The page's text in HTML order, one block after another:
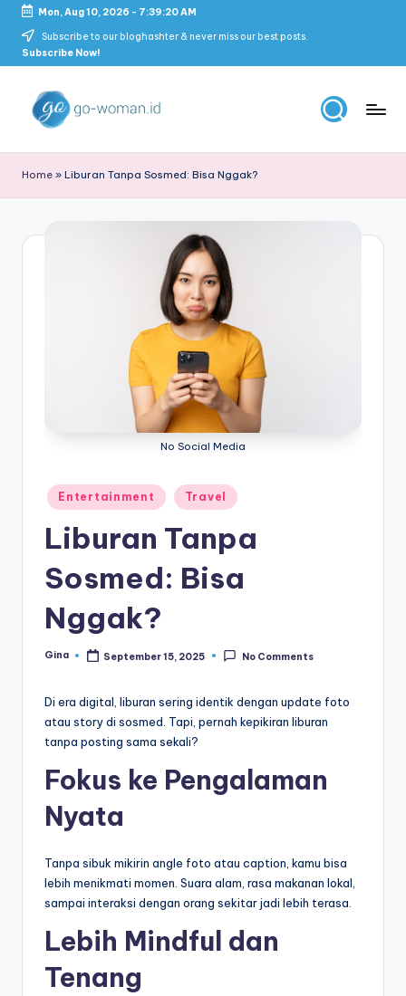
Skip
Mon, Aug 10, 2026 - 7:39:20 AM
Subscribe to our bloghashter & never miss our best posts.
Subscribe Now!
o
-
W
Home » Liburan Tanpa Sosmed: Bisa Nggak?
No Social Media
Posted
in
Entertainment Travel
Liburan Tanpa
Sosmed: Bisa
Nggak?
Posted
Gina September 15, 2025 No Comments
Di era digital, liburan sering identik dengan update foto
atau story di sosmed. Tapi, pernah kepikiran liburan
tanpa posting sama sekali?
Fokus ke Pengalaman
Nyata
Tanpa sibuk mikirin angle foto atau caption, kamu bisa
lebih menikmati momen. Suara alam, rasa makanan lokal,
sampai interaksi dengan orang sekitar jadi lebih terasa.
Lebih Mindful dan
Tenang